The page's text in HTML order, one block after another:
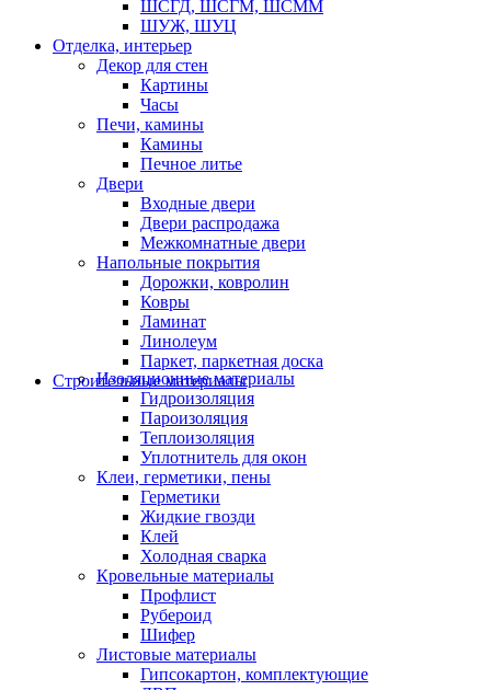
ШСГД, ШСГМ, ШСММ
ШУЖ, ШУЦ
Отделка, интерьер
Декор для стен
Картины
Часы
Печи, камины
Камины
Печное литье
Двери
Входные двери
Двери распродажа
Межкомнатные двери
Напольные покрытия
Дорожки, ковролин
Ковры
Ламинат
Линолеум
Паркет, паркетная доска
Строительные материалы
Изоляционные материалы
Гидроизоляция
Пароизоляция
Теплоизоляция
Уплотнитель для окон
Клеи, герметики, пены
Герметики
Жидкие гвозди
Клей
Холодная сварка
Кровельные материалы
Профлист
Рубероид
Шифер
Листовые материалы
Гипсокартон, комплектующие